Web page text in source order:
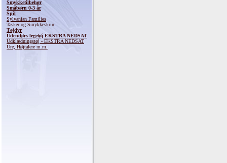
Smykketilbehør
Småbørn 0-3 år
Spil
Sylvanian Families
Tasker og Smykkeskrin
Tøjdyr
Udendørs legetøj EKSTRA NEDSAT
Udklædningstøj - EKSTRA NEDSAT
Ure, Højtalere m.m.